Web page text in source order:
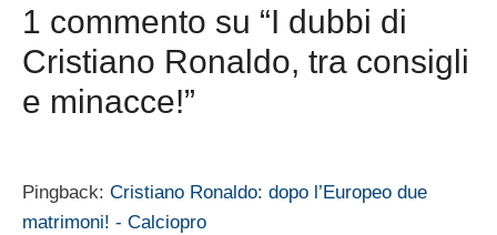
1 commento su “I dubbi di
Cristiano Ronaldo, tra consigli
e minacce!”
Pingback: Cristiano Ronaldo: dopo l’Europeo due
matrimoni! - Calciopro